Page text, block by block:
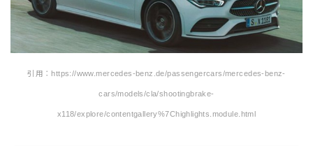
引用：https://www.mercedes-benz.de/passengercars/mercedes-benz-
cars/models/cla/shootingbrake-
x118/explore/contentgallery%7Chighlights.module.html